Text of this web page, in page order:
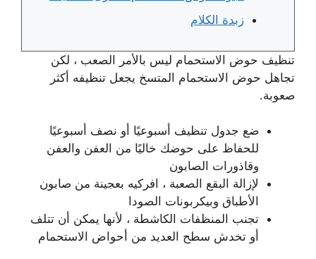
زبدة الكلام
تنظيف حوض الاستحمام ليس بالأمر الصعب ، لكن
تجاهل حوض الاستحمام المتسخ يجعل تنظيفه أكثر
صعوبة.
ضع جدول تنظيف أسبوعيًا أو نصف أسبوعيًا
للحفاظ على حوضك خاليًا من العفن والعفن
وقاذورات الصابون
لإزالة البقع الصعبة ، افركيه بعجينة من صابون
الأطباق وبيكربونات الصودا
تجنب المنظفات الكاشطة ، لأنها يمكن أن تتلف
أو تخدش سطح العديد من أحواض الاستحمام